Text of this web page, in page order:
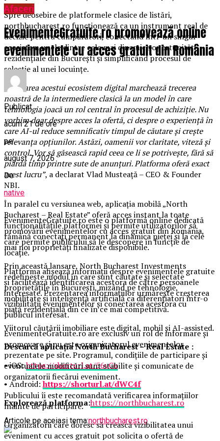
Spre deosebire de platformele clasice de listări,
northbucharest.ro funcționează ca un instrument real de
decizie pentru cumpărători, conectând într-un singur
ecosistem unele dintre cele mai dinamice oportunități
rezidențiale din București și simplificând procesul de
selecție al unei locuințe.
Lansarea acestui ecosistem digital marchează trecerea
noastră de la intermediere clasică la un model în care
tehnologia joacă un rol central în procesul de achiziție. Nu
vorbim doar despre acces la ofertă, ci despre o experiență în
care AI-ul reduce semnificativ timpul de căutare și crește
relevanța opțiunilor.Astăzi, oamenii vor claritate, viteză și
control. Vor să găsească rapid ceea ce li se potrivește, fără să
piardă timp printre sute de anunțuri. Platforma oferă exact
acest lucru”, a declarat Vlad Musteață – CEO & Founder
NBI.
În paralel cu versiunea web, aplicația mobilă „North
Bucharest – Real Estate” oferă acces instant la toate
funcționalitățile platformei și permite utilizatorilor să
rămână conectați permanent la dinamica pieței și la cele
mai noi proprietăți finalizate disponibile.
Prin această lansare, North Bucharest Investments
redefinește modul în care sunt căutate și selectate
proprietățile în București, mizând pe tehnologie,
mobilitate și inteligență artificială ca diferențiatori într-o
piață rezidențială din ce în ce mai competitivă.
Viitorul căutării imobiliare este digital, mobil și AI-assisted.
Descarcă aplicația North Bucharest – Real Estate :
• iOS:https://shorturl.at/56vCu
• Android:https://shorturl.at/dWC4f
Explorează platforma:https://northbucharest.ro
Articole pe aceiasi tema:northbucharest.ro
Afaceri
EvenimenteGratuite.ro promovează online
evenimentele cu acces gratuit din România
Publicat
acum 21 de ore
pe
august 7, 2026
De
native
EvenimenteGratuite.ro este o platformă online dedicată
promovării evenimentelor cu acces gratuit din România,
care permite publicului să le descopere în funcție de
locație.
Platforma afișează informații despre evenimentele gratuite
și facilitează identificarea acestora de către persoanele
interesate. Prezentarea informațiilor urmărește creșterea
vizibilității evenimentelor și conectarea acestora cu
publicul interesat.
EvenimenteGratuite.ro are exclusiv un rol de informare și
promovare și nu este organizatorul evenimentelor
prezentate pe site. Programul, condițiile de participare și
eventualele modificări sunt stabilite și comunicate de
organizatorii fiecărui eveniment.
Publicului îi este recomandată verificarea informațiilor
înainte de participare.
Organizatorii care doresc să crească vizibilitatea unui
eveniment cu acces gratuit pot solicita o ofertă de